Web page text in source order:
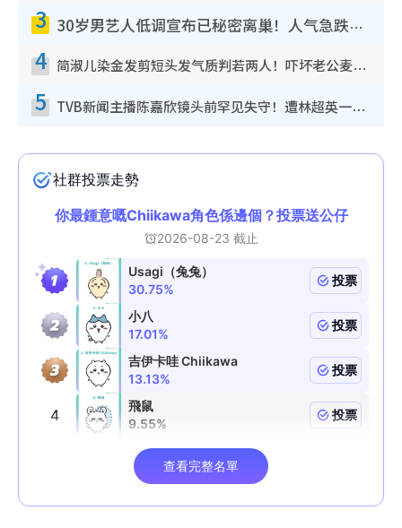
3 30岁男艺人低调宣布已秘密离巢！人气急跌变失踪人口：“这几年过得并不容易”
4 简淑儿染金发剪短头发气质判若两人！吓坏老公麦大力都认不出：“你做什么？”
5 TVB新闻主播陈嘉欣镜头前罕见失守！遭林超英一句话突袭吓坏当场大笑